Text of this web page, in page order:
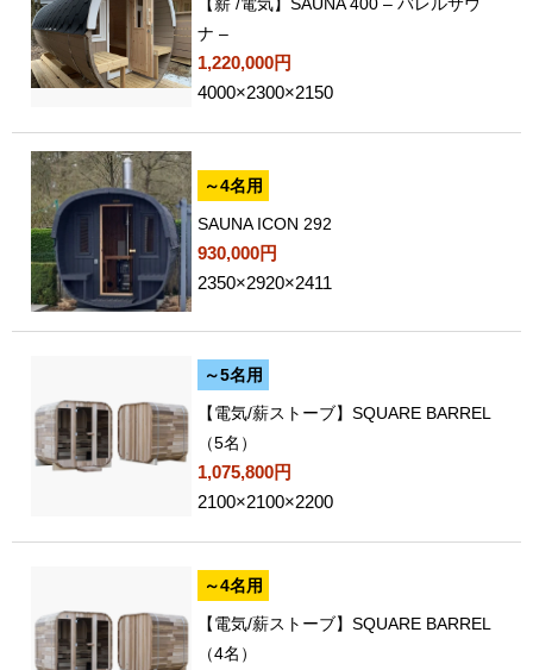
【薪 /電気】SAUNA 400 – バレルサウ
ナ –
1,220,000円
4000×2300×2150
～4名用
SAUNA ICON 292
930,000円
2350×2920×2411
～5名用
【電気/薪ストーブ】SQUARE BARREL
（5名）
1,075,800円
2100×2100×2200
～4名用
【電気/薪ストーブ】SQUARE BARREL
（4名）